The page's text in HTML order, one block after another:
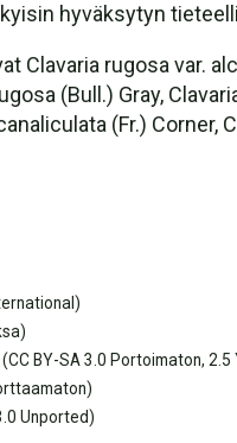
hyväksytyn
Clavaria rugosa var.
(Bull.) Gray,
(Fr.)
(CC BY-SA 3.0 Portoimaton, 2.5
Unported)